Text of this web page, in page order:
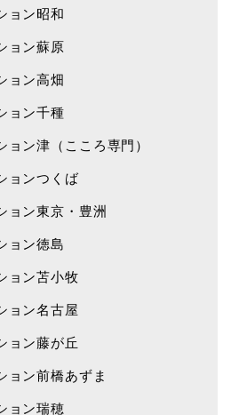
ョン昭和
ョン蘇原
ョン高畑
ョン千種
ョン津（こころ専門）
ョンつくば
ョン東京・豊洲
ョン徳島
ョン苫小牧
ョン名古屋
ョン藤が丘
ョン前橋あずま
ョン瑞穂